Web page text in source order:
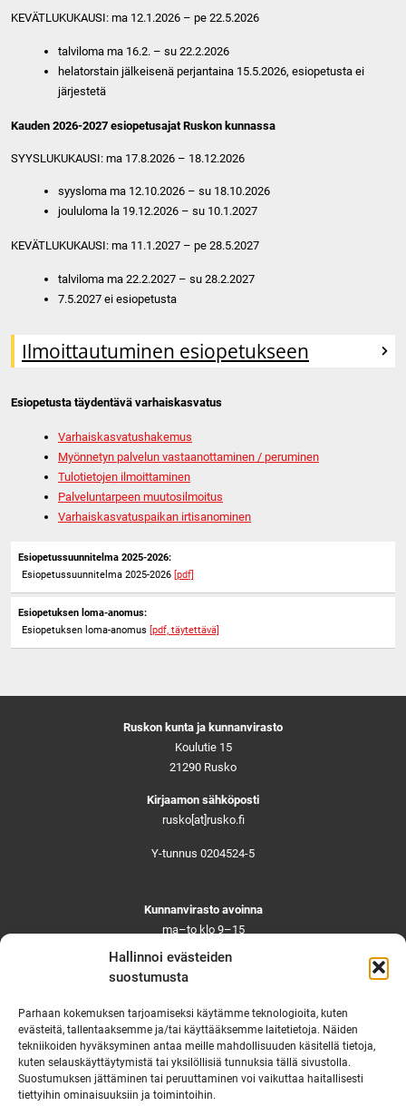
Hallinnoi evästeiden
suostumusta
Parhaan kokemuksen tarjoamiseksi käytämme teknologioita, kuten
evästeitä, tallentaaksemme ja/tai käyttääksemme laitetietoja. Näiden
tekniikoiden hyväksyminen antaa meille mahdollisuuden käsitellä tietoja,
kuten selauskäyttäytymistä tai yksilöllisiä tunnuksia tällä sivustolla.
Suostumuksen jättäminen tai peruuttaminen voi vaikuttaa haitallisesti
tiettyihin ominaisuuksiin ja toimintoihin.
KEVÄTLUKUKAUSI: ma 12.1.2026 – pe 22.5.2026
talviloma ma 16.2. – su 22.2.2026
helatorstain jälkeisenä perjantaina 15.5.2026, esiopetusta ei
järjestetä
Kauden 2026-2027 esiopetusajat Ruskon kunnassa
SYYSLUKUKAUSI: ma 17.8.2026 – 18.12.2026
syysloma ma 12.10.2026 – su 18.10.2026
joululoma la 19.12.2026 – su 10.1.2027
KEVÄTLUKUKAUSI: ma 11.1.2027 – pe 28.5.2027
talviloma ma 22.2.2027 – su 28.2.2027
7.5.2027 ei esiopetusta
Ilmoittautuminen esiopetukseen
Esiopetusta täydentävä varhaiskasvatus
Varhaiskasvatushakemus
Myönnetyn palvelun vastaanottaminen / peruminen
Tulotietojen ilmoittaminen
Palveluntarpeen muutosilmoitus
Varhaiskasvatuspaikan irtisanominen
Esiopetussuunnitelma 2025-2026:
Esiopetussuunnitelma 2025-2026 [pdf]
Esiopetuksen loma-anomus:
Esiopetuksen loma-anomus [pdf, täytettävä]
Ruskon kunta ja kunnanvirasto
Koulutie 15
21290 Rusko
Kirjaamon sähköposti
rusko[at]rusko.fi
Y-tunnus 0204524-5
Kunnanvirasto avoinna
ma–to klo 9–15
pe ja aattoina klo 9–14
Ruskon yhteystiedot